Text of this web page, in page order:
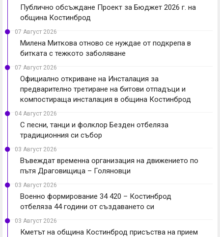
Публично обсъждане Проект за Бюджет 2026 г. на
община Костинброд
07 Август 2026
Милена Миткова отново се нуждае от подкрепа в
битката с тежкото заболяване
07 Август 2026
Официално откриване на Инсталация за
предварително третиране на битови отпадъци и
компостираща инсталация в община Костинброд
04 Август 2026
С песни, танци и фолклор Безден отбеляза
традиционния си събор
03 Август 2026
Въвеждат временна организация на движението по
пътя Драговищица – Голяновци
03 Август 2026
Военно формирование 34 420 – Костинброд
отбеляза 44 години от създаването си
03 Август 2026
Кметът на община Костинброд присъства на прием